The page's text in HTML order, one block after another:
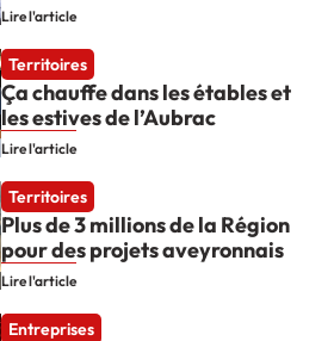
Lire l'article
Territoires
Ça chauffe dans les étables et
les estives de l’Aubrac
Lire l'article
Territoires
Plus de 3 millions de la Région
pour des projets aveyronnais
Lire l'article
Entreprises